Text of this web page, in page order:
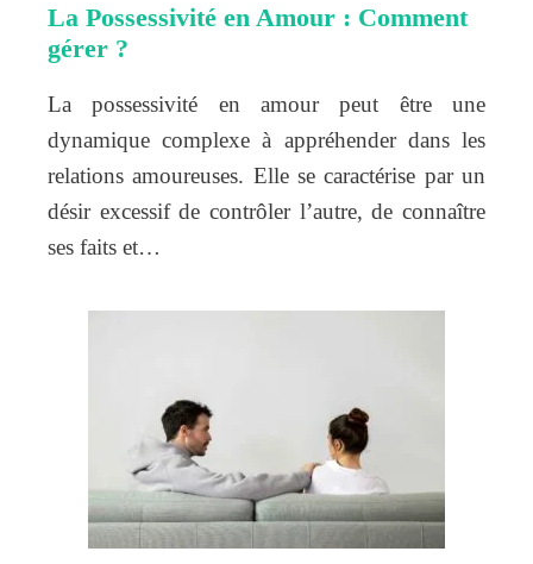
La Possessivité en Amour : Comment
gérer ?
La possessivité en amour peut être une
dynamique complexe à appréhender dans les
relations amoureuses. Elle se caractérise par un
désir excessif de contrôler l’autre, de connaître
ses faits et…